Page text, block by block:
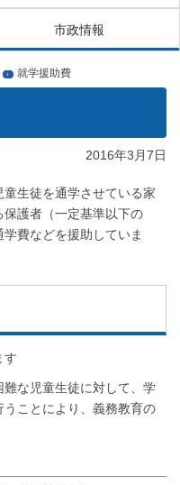
市政情報
› 就学援助費
2016年3月7日
生徒を通学させている家
護者（一定基準以下の
費などを援助していま
す
な児童生徒に対して、学
ことにより、義務教育の